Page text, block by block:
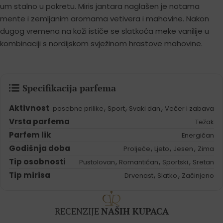
um stalno u pokretu. Miris jantara naglašen je notama
mente i zemljanim aromama vetivera i mahovine. Nakon
dugog vremena na koži ističe se slatkoća meke vanilije u
kombinaciji s nordijskom svježinom hrastove mahovine.
Specifikacija parfema
Aktivnost posebne prilike, Sport, Svaki dan , Večer i zabava
Vrsta parfema Težak
Parfem lik Energičan
Godišnja doba Proljeće, Ljeto, Jesen , Zima
Tip osobnosti Pustolovan, Romantičan, Sportski , Sretan
Tip mirisa Drvenast, Slatko , Začinjeno
RECENZIJE NAŠIH KUPACA